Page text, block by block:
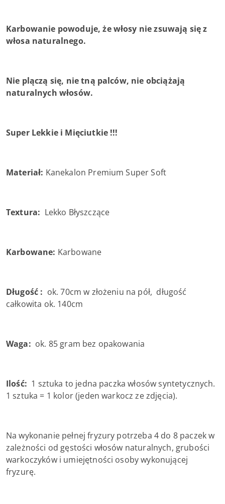
Karbowanie powoduje, że włosy nie zsuwają się z
włosa naturalnego.
Nie plączą się, nie tną palców, nie obciążają
naturalnych włosów.
Super Lekkie i Mięciutkie !!!
Materiał: Kanekalon Premium Super Soft
Textura: Lekko Błyszczące
Karbowane: Karbowane
Długość : ok. 70cm w złożeniu na pół, długość
całkowita ok. 140cm
Waga: ok. 85 gram bez opakowania
Ilość: 1 sztuka to jedna paczka włosów syntetycznych.
1 sztuka = 1 kolor (jeden warkocz ze zdjęcia).
Na wykonanie pełnej fryzury potrzeba 4 do 8 paczek w
zależności od gęstości włosów naturalnych, grubości
warkoczyków i umiejętności osoby wykonującej
fryzurę.